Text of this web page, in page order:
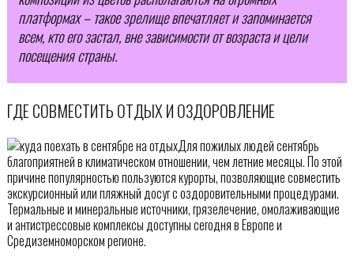
платформах – такое зрелище впечатляет и запоминается
всем, кто его застал, вне зависимости от возраста и цели
посещения страны.
ГДЕ СОВМЕСТИТЬ ОТДЫХ И ОЗДОРОВЛЕНИЕ
Для пожилых людей сентябрь
благоприятней в климатическом отношении, чем летние месяцы. По этой
причине популярностью пользуются курорты, позволяющие совместить
экскурсионный или пляжный досуг с оздоровительными процедурами.
Термальные и минеральные источники, грязелечение, омолаживающие
и антистрессовые комплексы доступны сегодня в Европе и
Средиземноморском регионе.